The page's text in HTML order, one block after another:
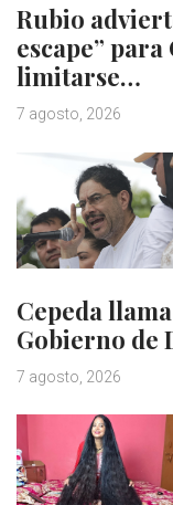
Rubio
escape”
limitarse…
7 agosto, 2026
Cepeda
Gobierno de
7 agosto, 2026